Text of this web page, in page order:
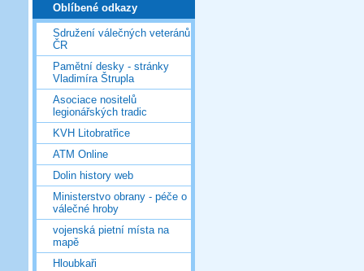
Oblíbené odkazy
Sdružení válečných veteránů
ČR
Pamětní desky - stránky
Vladimíra Štrupla
Asociace nositelů
legionářských tradic
KVH Litobratřice
ATM Online
Dolin history web
Ministerstvo obrany - péče o
válečné hroby
vojenská pietní místa na
mapě
Hloubkaři